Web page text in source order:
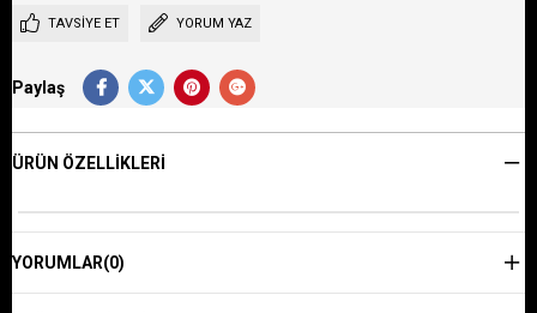
TAVSIYE ET YORUM YAZ
Paylaş
ÜRÜN ÖZELLIKLERI
YORUMLAR(0)